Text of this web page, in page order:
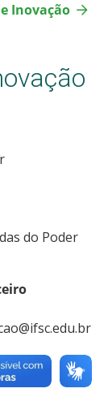
Inovação
do Poder